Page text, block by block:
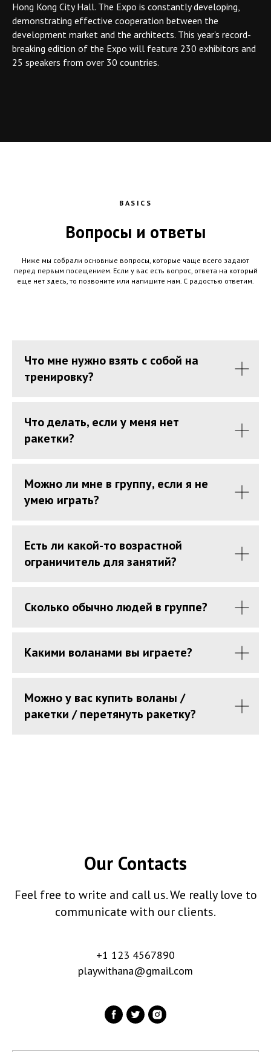
Hong Kong City Hall. The Expo is constantly developing,
demonstrating effective cooperation between the
development market and the architects. This year's record-
breaking edition of the Expo will feature 230 exhibitors and
25 speakers from over 30 countries.
BASICS
Вопросы и ответы
Ниже мы собрали основные вопросы, которые чаще всего задают
перед первым посещением. Если у вас есть вопрос, ответа на который
еще нет здесь, то позвоните или напишите нам. С радостью ответим.
Что мне нужно взять с собой на
тренировку?
Что делать, если у меня нет
ракетки?
Можно ли мне в группу, если я не
умею играть?
Есть ли какой-то возрастной
ограничитель для занятий?
Сколько обычно людей в группе?
Какими воланами вы играете?
Можно у вас купить воланы /
ракетки / перетянуть ракетку?
Our Contacts
Feel free to write and call us. We really love to
communicate with our clients.
+1 123 4567890
playwithana@gmail.com